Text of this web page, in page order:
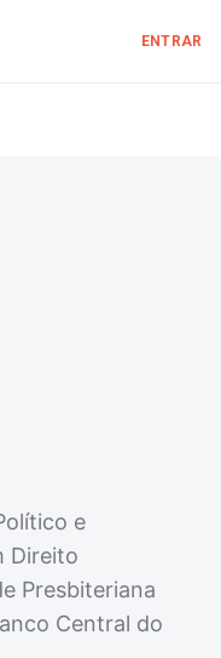
ENTRAR
e
Direito
Presbiteriana
Central do